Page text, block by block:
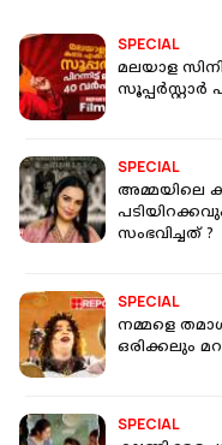
SPECIAL
മലയാള
സൂപ്പർസ്റ്റാർ
SPECIAL
അമ്മയിലെ
സംഭവിച്ചത് ?
SPECIAL
നമ്മളെ
ഒരിക്കലും
SPECIAL